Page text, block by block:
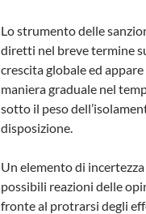
Lo strumento delle
diretti nel breve termine
crescita globale ed
maniera graduale nel
sotto il peso
disposizione.
Un elemento di
possibili reazioni delle
fronte al protrarsi degli